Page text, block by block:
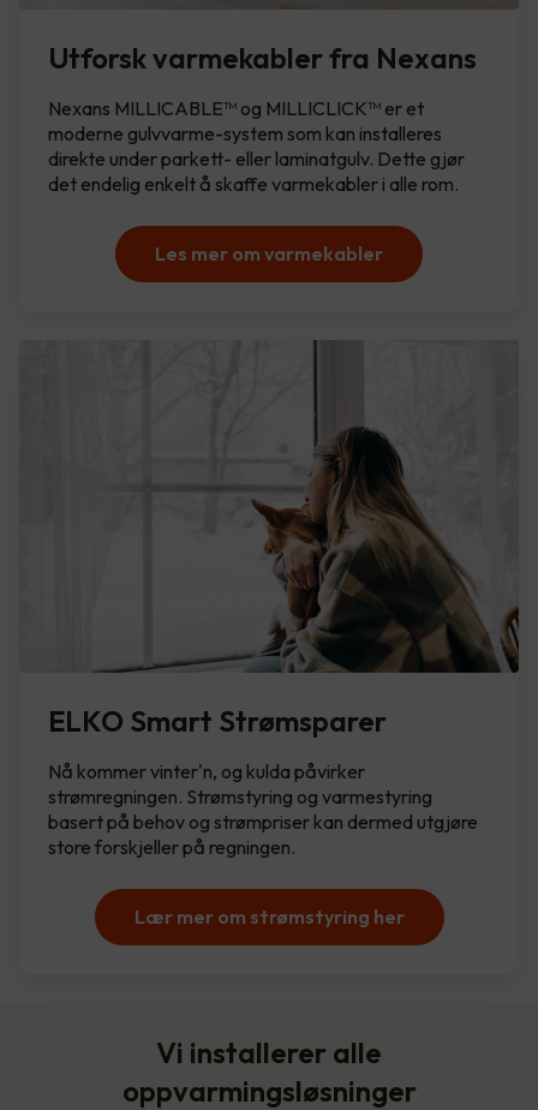
Utforsk varmekabler fra Nexans
Nexans MILLICABLE™ og MILLICLICK™ er et
moderne gulvvarme-system som kan installeres
direkte under parkett- eller laminatgulv. Dette gjør
det endelig enkelt å skaffe varmekabler i alle rom.
Les mer om varmekabler
ELKO Smart Strømsparer
Nå kommer vinter'n, og kulda påvirker
strømregningen. Strømstyring og varmestyring
basert på behov og strømpriser kan dermed utgjøre
store forskjeller på regningen.
Lær mer om strømstyring her
Vi installerer alle
oppvarmingsløsninger